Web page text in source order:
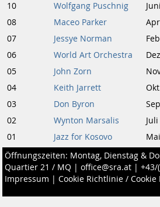
10
Wolfgang Puschnig
08
Maceo Parker
07
Jessye Norman
06
World Art Orchestra
05
John Zorn
04
Keith Jarrett
03
Don Byron
02
Wynton Marsalis
01
Jazz for Kosovo
Öffnungszeiten: Montag, Dienstag &
Quartier 21 / MQ | office@sra.at | +43/
Impressum | Cookie Richtlinie / Cookie